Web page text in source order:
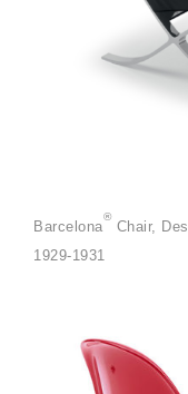
Barcelona
®
Chair,
1929-1931